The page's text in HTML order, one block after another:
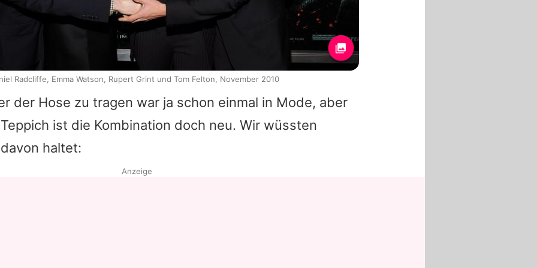
der Hose zu tragen war ja schon einmal in Mode, aber
ist die Kombination doch neu. Wir wüssten
haltet:
Radcliffe, Emma Watson, Rupert Grint und Tom Felton, November 2010
Anzeige